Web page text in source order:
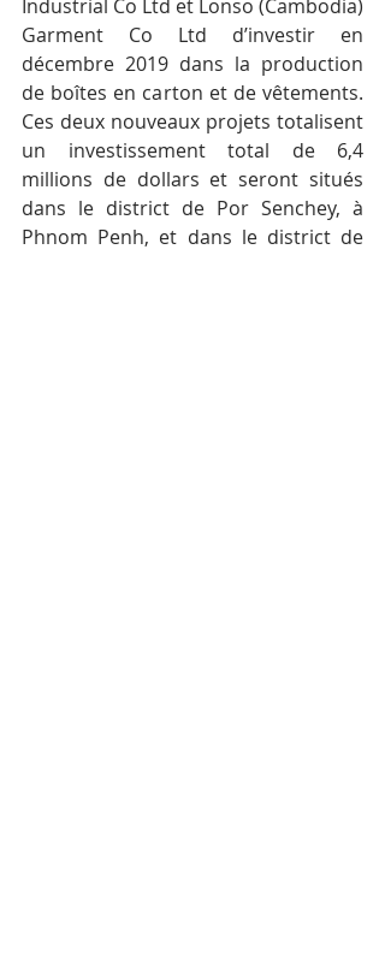
Industrial Co Ltd et Lonso (Cambodia)
Garment Co Ltd d’investir en
décembre 2019 dans la production
de boîtes en carton et de vêtements.
Ces deux nouveaux projets totalisent
un investissement total de 6,4
millions de dollars et seront situés
dans le district de Por Senchey, à
Phnom Penh, et dans le district de